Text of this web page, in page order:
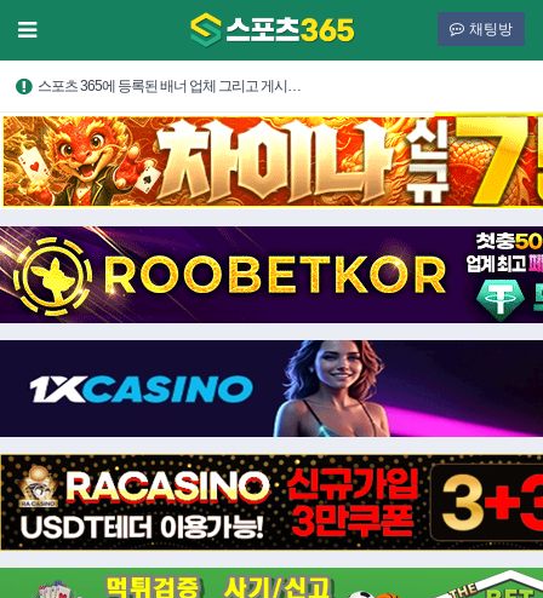
채팅방
스포츠 365에 등록된 배너 업체 그리고 게시…